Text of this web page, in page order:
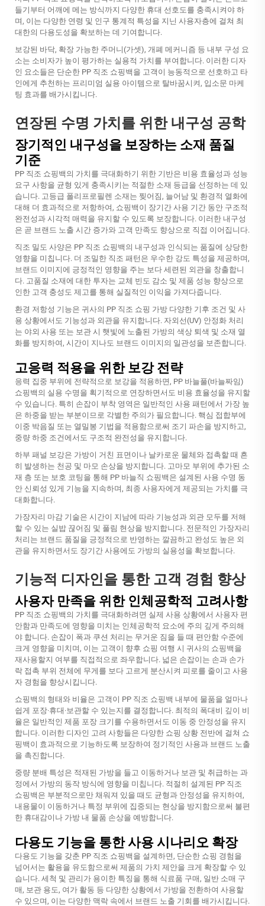
들기부터 어깨에 메는 방식까지 다양한 휴대 선호도를 충족시켜야 하
며, 이는 다양한 연령 및 인구 통계적 특성을 지닌 사용자층에 걸쳐 최
대한의 다용도성을 확보하는 데 기여합니다.
보강된 바닥, 확장 가능한 주머니(가셋), 개폐 메커니즘 등 내부 구성 요
소는 소비자가 높이 평가하는 실용적 가치를 부여합니다. 이러한 디자
인 요소들은 단순한 PP 직조 쇼핑백을 고객이 능동적으로 선호하고 타
인에게 추천하는 프리미엄 실용 아이템으로 탈바꿈시켜, 입소문 마케
팅 효과를 배가시킵니다.
연장된 수명 가치를 위한 내구성 공학
장기적인 내구성을 보장하는 소재 품질
기준
PP 직조 쇼핑백의 가치를 극대화하기 위한 기반은 비용 효율성과 성능
요구 사항을 균형 있게 충족시키는 적절한 소재 등급을 선정하는 데 있
습니다. 고등급 폴리프로필렌 소재는 찢어짐, 늘어남 및 환경적 열화에
대해 더 효과적으로 저항하여, 쇼핑백이 장기간 사용 기간 동안 구조적
완전성과 시각적 매력을 유지할 수 있도록 보장합니다. 이러한 내구성
은 곧 브랜드 노출 시간 증가와 고객 만족도 향상으로 직접 이어집니다.
직조 밀도 사양은 PP 직조 쇼핑백의 내구성과 인식되는 품질에 상당한
영향을 미칩니다. 더 조밀한 직조 패턴은 우수한 강도 특성을 제공하며,
브랜드 이미지에 긍정적인 영향을 주는 보다 세련된 외관을 창출합니
다. 고품질 소재에 대한 투자는 교체 빈도 감소 및 제품 성능 향상으로
인한 고객 충성도 제고를 통해 실질적인 이익을 가져다줍니다.
환경 저항성 기능은 귀사의 PP 직조 쇼핑 가방 다양한 기후 조건 및 사
용 상황에서도 기능성과 외관을 유지합니다. 자외선(UV) 안정화 처리
는 야외 사용 또는 보관 시 햇빛에 노출된 가방의 색상 퇴색 및 소재 열
화를 방지하여, 시간이 지나도 브랜드 이미지의 일관성을 보존합니다.
고응력 적용을 위한 보강 전략
응력 집중 부위에 전략적으로 보강을 적용하면, PP 바늘풀(바늘짜임)
쇼핑백의 실용 수명을 획기적으로 연장하면서도 비용 효율성을 유지할
수 있습니다. 특히 손잡이 부착 영역은 일반적인 사용 패턴에서 가장 높
은 하중을 받는 부분이므로 각별한 주의가 필요합니다. 핵심 접합부에
이중 박음질 또는 열밀봉 기법을 적용함으로써 조기 파손을 방지하고,
중량 하중 조건에서도 구조적 완전성을 유지합니다.
하부 패널 보강은 가방이 거친 표면이나 날카로운 물체와 접촉할 때 흔
히 발생하는 천공 및 마모 손상을 방지합니다. 고마모 부위에 추가된 소
재 층 또는 보호 코팅을 통해 PP 바늘직 쇼핑백은 설계된 사용 수명 동
안 신뢰성 있게 기능을 지속하며, 최종 사용자에게 제공되는 가치를 극
대화합니다.
가장자리 마감 기술은 시간이 지남에 따라 기능성과 외관 모두를 저해
할 수 있는 실밥 끊어짐 및 풀림 현상을 방지합니다. 전문적인 가장자리
처리는 브랜드 품질을 긍정적으로 반영하는 깔끔하고 완성도 높은 외
관을 유지하면서도 장기간 사용에도 가방의 실용성을 확보합니다.
기능적 디자인을 통한 고객 경험 향상
사용자 만족을 위한 인체공학적 고려사항
PP 직조 쇼핑백의 가치를 극대화하려면 실제 사용 상황에서 사용자 편
안함과 만족도에 영향을 미치는 인체공학적 요소에 주의 깊게 주의해
야 합니다. 손잡이 폭과 쿠션 처리는 무거운 짐을 들 때 편안함 수준에
크게 영향을 미치며, 이는 고객이 향후 쇼핑 여행 시 귀사의 쇼핑백을
재사용할지 여부를 직접적으로 좌우합니다. 넓은 손잡이는 손과 손가
락 접촉 부위 전체에 무게를 보다 고르게 분산시켜 피로를 줄이고 사용
자 경험을 향상시킵니다.
쇼핑백의 형태와 비율은 고객이 PP 직조 쇼핑백 내부에 물품을 얼마나
쉽게 포장·휴대·보관할 수 있는지를 결정합니다. 최적의 폭대비 깊이 비
율은 일반적인 제품 포장 크기를 수용하면서도 이동 중 안정성을 유지
합니다. 이러한 디자인 고려 사항들은 다양한 쇼핑 상황 전반에 걸쳐 쇼
핑백이 효과적으로 기능하도록 보장하여 정기적인 사용과 브랜드 노출
을 촉진합니다.
중량 분배 특성은 적재된 가방을 들고 이동하거나 보관 및 취급하는 과
정에서 가방의 동작 방식에 영향을 미칩니다. 적절히 설계된 PP 직조
쇼핑백은 부분적으로만 채워져 있을 때도 균형과 안정성을 유지하여,
내용물이 이동하거나 특정 부위에 집중되는 현상을 방지함으로써 불편
한 휴대감이나 가방 내 물품 손상을 예방합니다.
다용도 기능을 통한 사용 시나리오 확장
다용도 기능을 갖춘 PP 직조 쇼핑백을 설계하면, 단순한 쇼핑 경험을
넘어서는 활용을 유도함으로써 제품의 가치 제안을 크게 확장할 수 있
습니다. 세척 및 관리가 용이한 특징을 통해 식료품 구매, 일반 소매 구
매, 보관 용도, 여가 활동 등 다양한 상황에서 가방을 전환하여 사용할
수 있으며, 이는 다양한 맥락 속에서 브랜드 노출 기회를 배가시킵니다.